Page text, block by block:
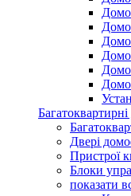
Двері
Пристрої
Блоки
показати